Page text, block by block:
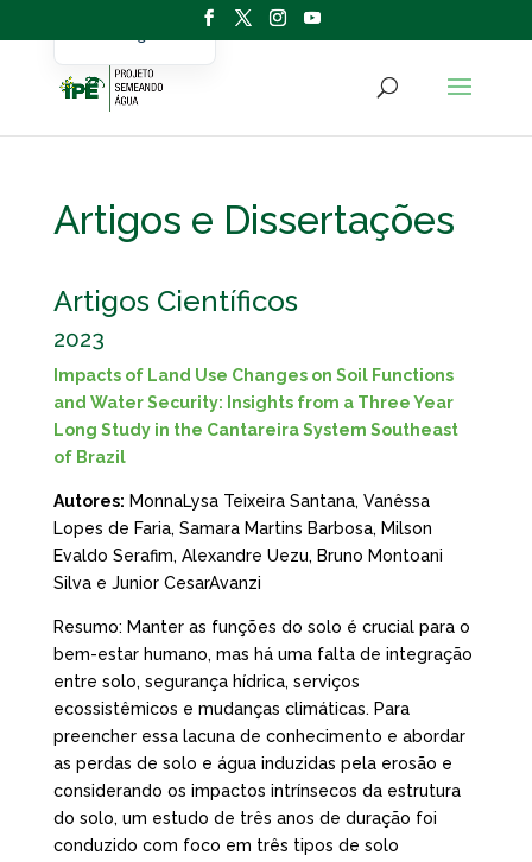
Artigos e Dissertações
Artigos Científicos
2023
Impacts of Land Use Changes on Soil Functions
and Water Security: Insights from a Three Year
Long Study in the Cantareira System Southeast
of Brazil
Autores: MonnaLysa Teixeira Santana, Vanêssa
Lopes de Faria, Samara Martins Barbosa, Milson
Evaldo Serafim, Alexandre Uezu, Bruno Montoani
Silva e Junior CesarAvanzi
Resumo: Manter as funções do solo é crucial para o
bem-estar humano, mas há uma falta de integração
entre solo, segurança hídrica, serviços
ecossistêmicos e mudanças climáticas. Para
preencher essa lacuna de conhecimento e abordar
as perdas de solo e água induzidas pela erosão e
considerando os impactos intrínsecos da estrutura
do solo, um estudo de três anos de duração foi
conduzido com foco em três tipos de solo
English